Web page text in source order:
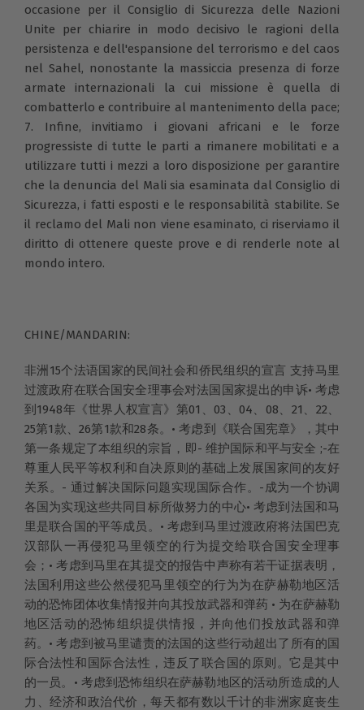
occasione per il Consiglio di Sicurezza delle Nazioni
Unite per chiarire in modo decisivo le ragioni della
persistenza e dell'espansione del terrorismo e del caos
nel Sahel, nonostante la massiccia presenza di forze
armate internazionali la cui missione è quella di
combatterlo e contribuire al mantenimento della pace;
7. Infine, invitiamo i giovani africani e le forze
progressiste di tutte le parti a rimanere mobilitati e a
utilizzare tutti i mezzi a loro disposizione per garantire
che la denuncia del Mali sia esaminata dal Consiglio di
Sicurezza, i fatti esposti e le responsabilità stabilite. Se
il reclamo del Mali non viene esaminato, ci riserviamo il
diritto di ottenere queste prove e di renderle note al
mondo intero.
CHINE/MANDARIN:
非洲15个法语国家的民间社会和侨民组织的宣言 支持马里
过渡政府在联合国安全理事会对法国国家提出的申诉• 考虑
到1948年《世界人权宣言》第01、03、04、08、21、22、
25第1款、26第1款和28条。• 考虑到《联合国宪章》，其中
第一条规定了本组织的宗旨，即- 维护国际和平与安全 ;-在
尊重人民平等权利和自决原则的基础上发展国家间的友好
关系。- 通过解决国际问题实现国际合作。-成为一个协调
各国为实现这些共同目标所做努力的中心• 考虑到法国和马
里是联合国的平等成员。• 考虑到马里过渡政府将法国巴克
汉部队一再侵犯马里领空的行为提交给联合国安全理事
会；• 考虑到马里在其提交的报告中声称有若干证据表明，
法国利用这些公然侵犯马里领空的行为为在萨赫勒地区活
动的恐怖团体收集情报并向其投放武器和弹药 • 为在萨赫勒
地区活动的恐怖组织提供情报，并向他们投放武器和弹
药。• 考虑到被马里谴责的法国的这些行动超出了所有的国
际合法性和国际合法性，违反了联合国的原则。它是其中
的一员。• 考虑到恐怖组织在萨赫勒地区的活动所造成的人
力、经济和政治代价，每天都有数以千计的非洲家庭丧生